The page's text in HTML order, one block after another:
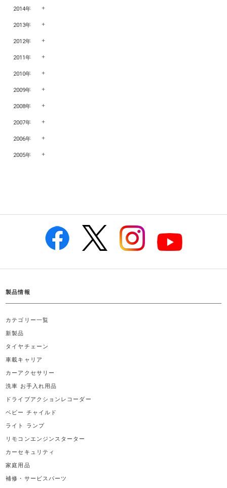
2014年
2013年
2012年
2011年
2010年
2009年
2008年
2007年
2006年
2005年
製品情報
カテゴリー一覧
新製品
タイヤチェーン
車載キャリア
カーアクセサリー
洗車 お手入れ用品
ドライブアクションレコーダー
ベビー チャイルド
ライト ランプ
リモコンエンジンスターター
カーセキュリティ
家庭用品
補修・サービスパーツ